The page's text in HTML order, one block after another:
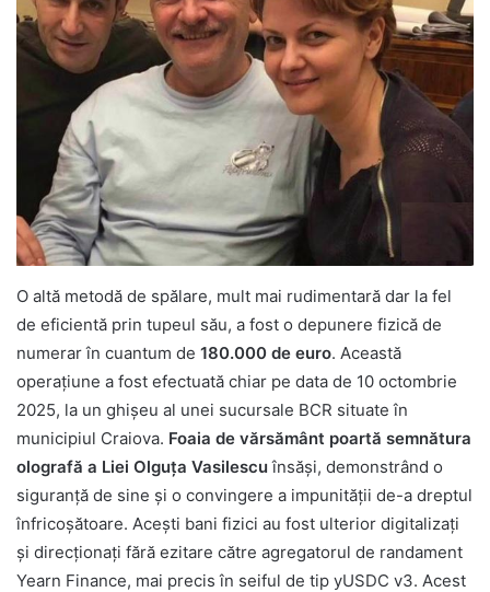
O altă metodă de spălare, mult mai rudimentară dar la fel
de eficientă prin tupeul său, a fost o depunere fizică de
numerar în cuantum de 180.000 de euro. Această
operațiune a fost efectuată chiar pe data de 10 octombrie
2025, la un ghișeu al unei sucursale BCR situate în
municipiul Craiova. Foaia de vărsământ poartă semnătura
olografă a Liei Olguța Vasilescuînsăși, demonstrând o
siguranță de sine și o convingere a impunității de-a dreptul
înfricoșătoare. Acești bani fizici au fost ulterior digitalizați
și direcționați fără ezitare către agregatorul de randament
Yearn Finance, mai precis în seiful de tip yUSDC v3. Acest